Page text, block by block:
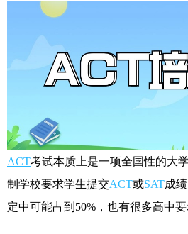
ACT考试本质上是一项全国性的大
制学校要求学生提交ACT或SAT成
定中可能占到50%，也有很多高中